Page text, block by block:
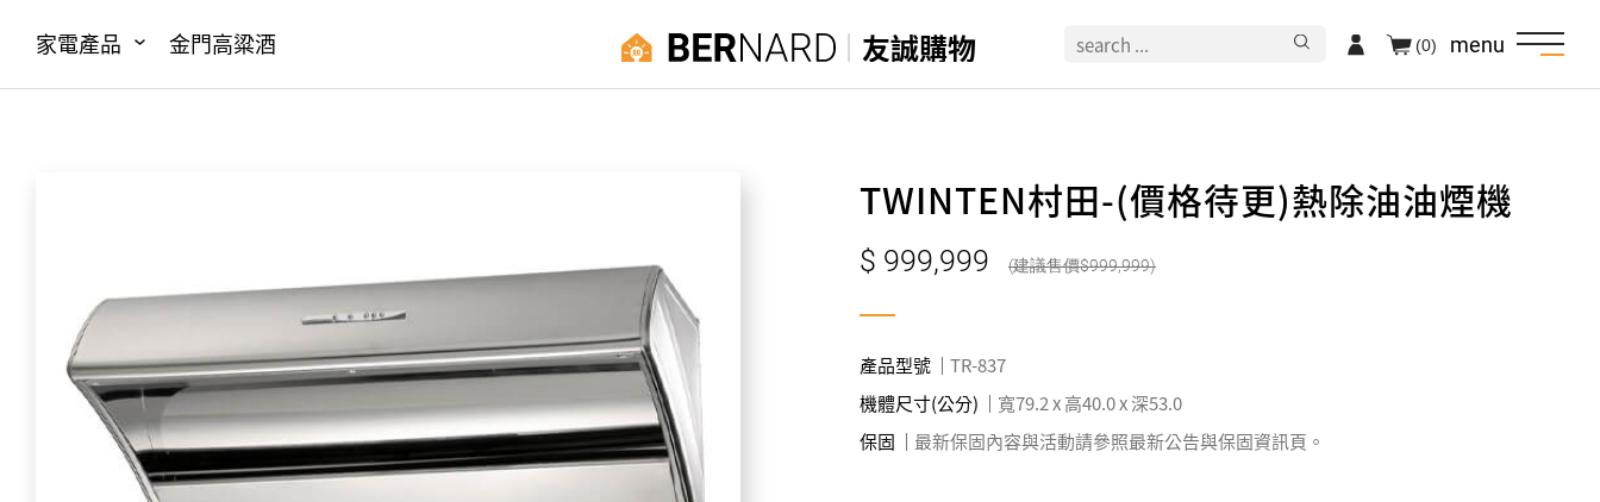
家電產品 金門高粱酒 友誠購物 menu
(0)
TWINTEN村田-(價格待更)熱除油油煙機
999,999 999,999
產品型號
TR-837
機體尺寸(公分)
寬79.2 x 高40.0 x 深53.0
保固
最新保固內容與活動請參照最新公告與保固資訊頁。